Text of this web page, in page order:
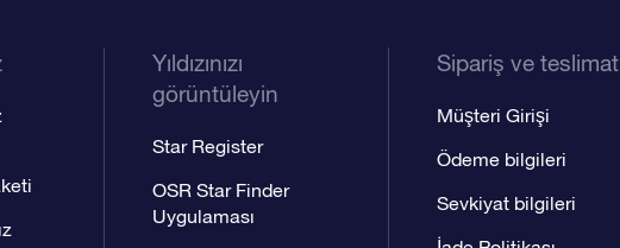
Yıldızınızı
görüntüleyin
Star Register
OSR Star Finder
Uygulaması
Sipariş ve teslimat
Müşteri Girişi
Ödeme bilgileri
Sevkiyat bilgileri